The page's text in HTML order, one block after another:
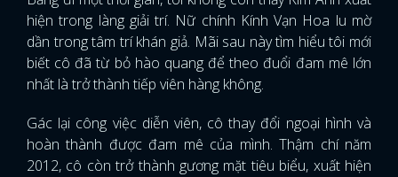
hiện trong làng giải trí. Nữ chính Kính Vạn Hoa lu mờ
dần trong tâm trí khán giả. Mãi sau này tìm hiểu tôi mới
biết cô đã từ bỏ hào quang để theo đuổi đam mê lớn
nhất là trở thành tiếp viên hàng không.
Gác lại công việc diễn viên, cô thay đổi ngoại hình và
hoàn thành được đam mê của mình. Thậm chí năm
2012, cô còn trở thành gương mặt tiêu biểu, xuất hiện